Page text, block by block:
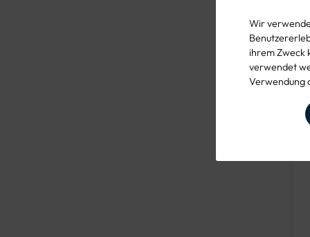
Wir
ihrem Zweck
verwendet
Verwendung